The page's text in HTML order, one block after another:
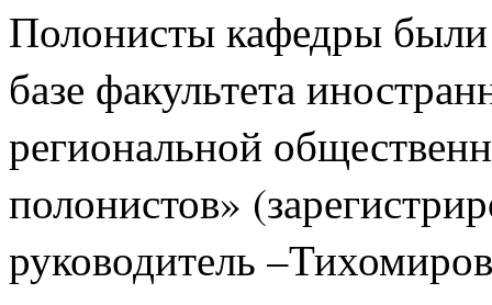
Полонисты кафедры
базе факультета
региональной
полонистов»
руководитель